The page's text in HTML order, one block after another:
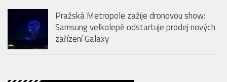
Pražská Metropole zažije dronovou show:
Samsung velkolepě odstartuje prodej nových
zařízení Galaxy